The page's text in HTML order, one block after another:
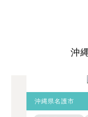
沖
沖縄県名護市